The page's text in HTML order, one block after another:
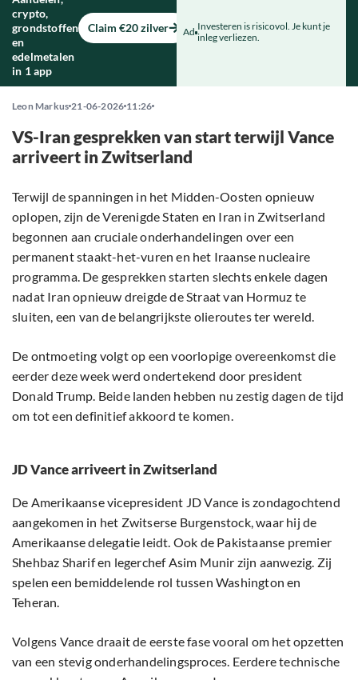
crypto,
grondstoffen
en
edelmetalen
in 1 app
Claim €20 zilver Ad Investeren is risicovol. Je kunt je
inleg verliezen.
Leon Markus 21-06-2026 11:26
VS-Iran gesprekken van start terwijl Vance
arriveert in Zwitserland
Terwijl de spanningen in het Midden-Oosten opnieuw
oplopen, zijn de Verenigde Staten en Iran in Zwitserland
begonnen aan cruciale onderhandelingen over een
permanent staakt-het-vuren en het Iraanse nucleaire
programma. De gesprekken starten slechts enkele dagen
nadat Iran opnieuw dreigde de Straat van Hormuz te
sluiten, een van de belangrijkste olieroutes ter wereld.
De ontmoeting volgt op een voorlopige overeenkomst die
eerder deze week werd ondertekend door president
Donald Trump. Beide landen hebben nu zestig dagen de tijd
om tot een definitief akkoord te komen.
JD Vance arriveert in Zwitserland
De Amerikaanse vicepresident JD Vance is zondagochtend
aangekomen in het Zwitserse Burgenstock, waar hij de
Amerikaanse delegatie leidt. Ook de Pakistaanse premier
Shehbaz Sharif en legerchef Asim Munir zijn aanwezig. Zij
spelen een bemiddelende rol tussen Washington en
Teheran.
Volgens Vance draait de eerste fase vooral om het opzetten
van een stevig onderhandelingsproces. Eerdere technische